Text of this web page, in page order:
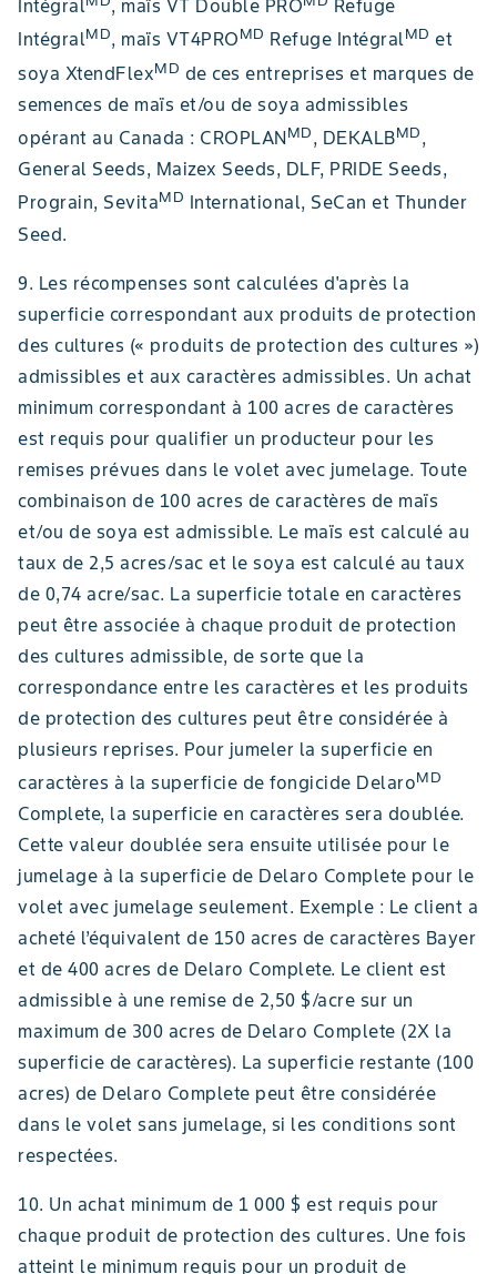
Intégral
, maïs VT Double PRO
Refuge
IntégralMD, maïs VT4PROMD Refuge IntégralMD et
soya XtendFlexMD de ces entreprises et marques de
semences de maïs et/ou de soya admissibles
opérant au Canada : CROPLANMD, DEKALBMD,
General Seeds, Maizex Seeds, DLF, PRIDE Seeds,
Prograin, SevitaMD International, SeCan et Thunder
Seed.
9. Les récompenses sont calculées d'après la
superficie correspondant aux produits de protection
des cultures (« produits de protection des cultures »)
admissibles et aux caractères admissibles. Un achat
minimum correspondant à 100 acres de caractères
est requis pour qualifier un producteur pour les
remises prévues dans le volet avec jumelage. Toute
combinaison de 100 acres de caractères de maïs
et/ou de soya est admissible. Le maïs est calculé au
taux de 2,5 acres/sac et le soya est calculé au taux
de 0,74 acre/sac. La superficie totale en caractères
peut être associée à chaque produit de protection
des cultures admissible, de sorte que la
correspondance entre les caractères et les produits
de protection des cultures peut être considérée à
plusieurs reprises. Pour jumeler la superficie en
caractères à la superficie de fongicide DelaroMD
Complete, la superficie en caractères sera doublée.
Cette valeur doublée sera ensuite utilisée pour le
jumelage à la superficie de Delaro Complete pour le
volet avec jumelage seulement. Exemple : Le client a
acheté l’équivalent de 150 acres de caractères Bayer
et de 400 acres de Delaro Complete. Le client est
admissible à une remise de 2,50 $/acre sur un
maximum de 300 acres de Delaro Complete (2X la
superficie de caractères). La superficie restante (100
acres) de Delaro Complete peut être considérée
dans le volet sans jumelage, si les conditions sont
respectées.
10. Un achat minimum de 1 000 $ est requis pour
chaque produit de protection des cultures. Une fois
atteint le minimum requis pour un produit de